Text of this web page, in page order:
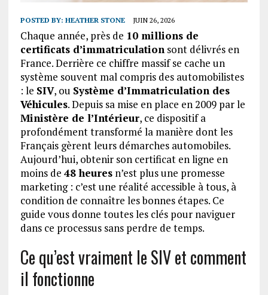
POSTED BY: HEATHER STONE JUIN 26, 2026
Chaque année, près de 10 millions de
certificats d’immatriculation sont délivrés en
France. Derrière ce chiffre massif se cache un
système souvent mal compris des automobilistes
: le SIV, ou Système d’Immatriculation des
Véhicules. Depuis sa mise en place en 2009 par le
Ministère de l’Intérieur, ce dispositif a
profondément transformé la manière dont les
Français gèrent leurs démarches automobiles.
Aujourd’hui, obtenir son certificat en ligne en
moins de 48 heuresn’est plus une promesse
marketing : c’est une réalité accessible à tous, à
condition de connaître les bonnes étapes. Ce
guide vous donne toutes les clés pour naviguer
dans ce processus sans perdre de temps.
Ce qu’est vraiment le SIV et comment
il fonctionne